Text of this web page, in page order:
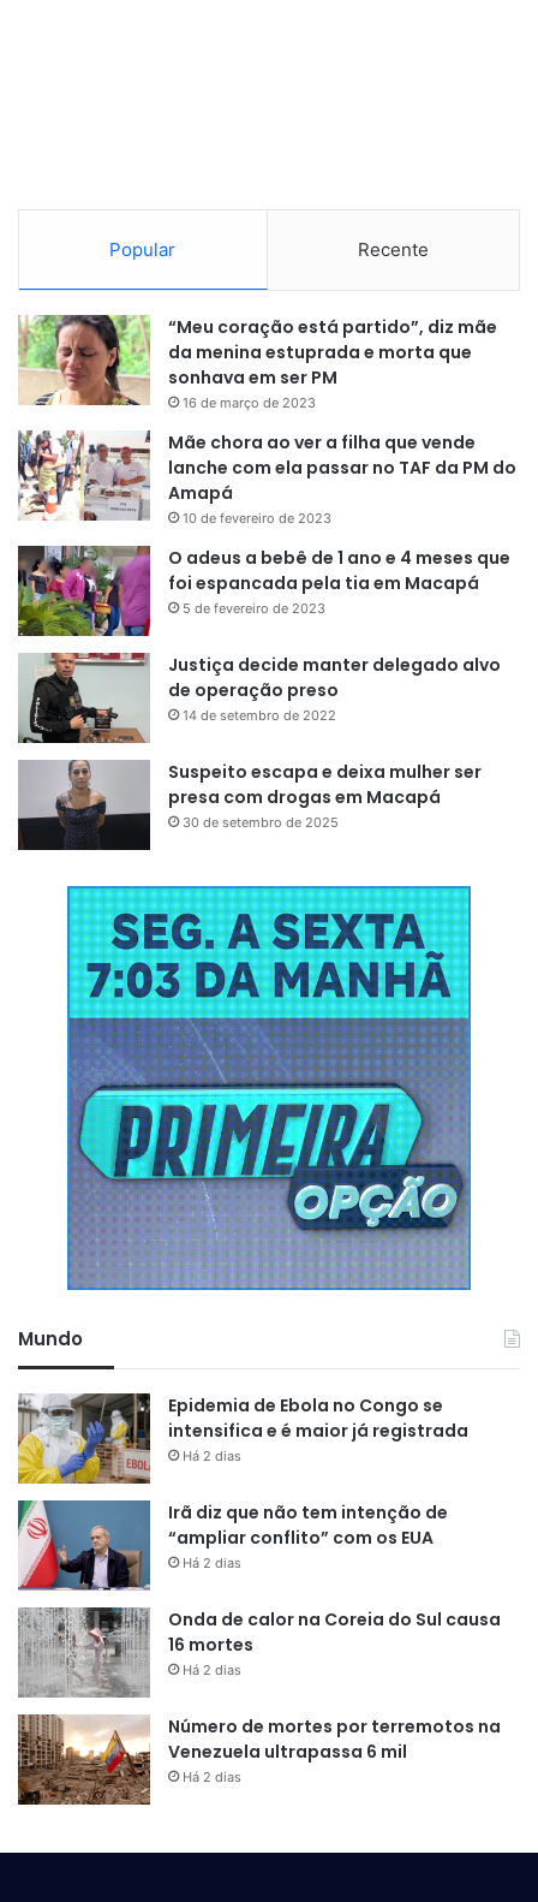
Popular Recente
“Meu coração está partido”, diz mãe
da menina estuprada e morta que
sonhava em ser PM
16 de março de 2023
Mãe chora ao ver a filha que vende
lanche com ela passar no TAF da PM do
Amapá
10 de fevereiro de 2023
O adeus a bebê de 1 ano e 4 meses que
foi espancada pela tia em Macapá
5 de fevereiro de 2023
Justiça decide manter delegado alvo
de operação preso
14 de setembro de 2022
Suspeito escapa e deixa mulher ser
presa com drogas em Macapá
30 de setembro de 2025
Mundo
Epidemia de Ebola no Congo se
intensifica e é maior já registrada
Há 2 dias
Irã diz que não tem intenção de
“ampliar conflito” com os EUA
Há 2 dias
Onda de calor na Coreia do Sul causa
16 mortes
Há 2 dias
Número de mortes por terremotos na
Venezuela ultrapassa 6 mil
Há 2 dias